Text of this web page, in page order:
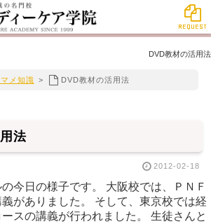
DVD教材の活用法
メ知識 > DVD教材の活用法
法
2012-02-18
今日の様子です。 大阪校では、ＰＮＦ
がありました。 そして、東京校では経
スの講義が行われました。 生徒さんと
REQUEST